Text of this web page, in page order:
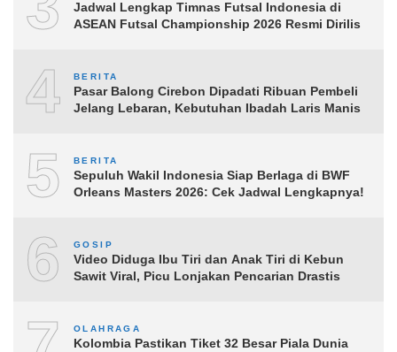
Jadwal Lengkap Timnas Futsal Indonesia di
ASEAN Futsal Championship 2026 Resmi Dirilis
4 BERITA
Pasar Balong Cirebon Dipadati Ribuan Pembeli
Jelang Lebaran, Kebutuhan Ibadah Laris Manis
5 BERITA
Sepuluh Wakil Indonesia Siap Berlaga di BWF
Orleans Masters 2026: Cek Jadwal Lengkapnya!
6 GOSIP
Video Diduga Ibu Tiri dan Anak Tiri di Kebun
Sawit Viral, Picu Lonjakan Pencarian Drastis
OLAHRAGA
Kolombia Pastikan Tiket 32 Besar Piala Dunia